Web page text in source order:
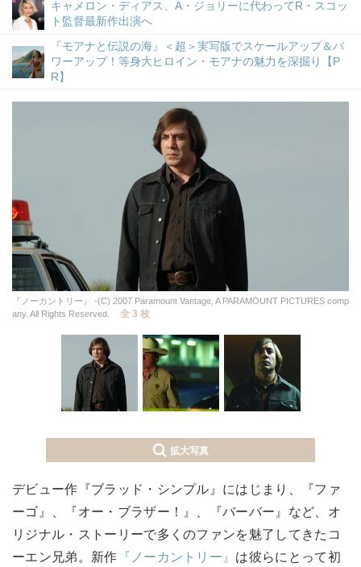
キャメロン・ディアス、A・ジョリーに代わってR・スコッ
ト監督最新作出演へ
『モアナと伝説の海』＜超＞実写版でスケールアップ＆パ
ワーアップ！等身大ヒロイン・モアナの魅力を深掘り【P
R】
『ノーカントリー』 -(C) 2007 Paramount Vantage, A PARAMOUNT PICTURES comp
any. All Rights Reserved.
全 3 枚
拡大写真
デビュー作『ブラッド・シンプル』にはじまり、『ファ
ーゴ』、『オー・ブラザー！』、『バーバー』など、オ
リジナル・ストーリーで多くのファンを魅了してきたコ
ーエン兄弟。新作 『ノーカントリー』 は彼らにとって初